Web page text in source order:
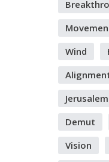
Wind
Jerusalem
Demut
Vision